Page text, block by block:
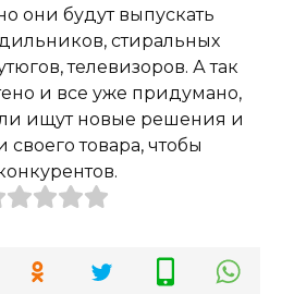
они будут выпускать
стиральных
телевизоров. А так
и все уже придумано,
ищут новые решения и
товара, чтобы